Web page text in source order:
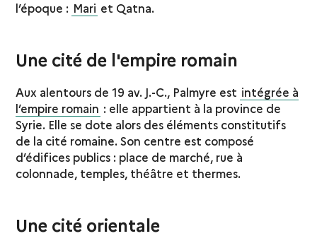
l’époque : Mari et Qatna.
Une cité de l'empire romain
Aux alentours de 19 av. J.-C., Palmyre est intégrée à
l’empire romain : elle appartient à la province de
Syrie. Elle se dote alors des éléments constitutifs
de la cité romaine. Son centre est composé
d’édifices publics : place de marché, rue à
colonnade, temples, théâtre et thermes.
Une cité orientale